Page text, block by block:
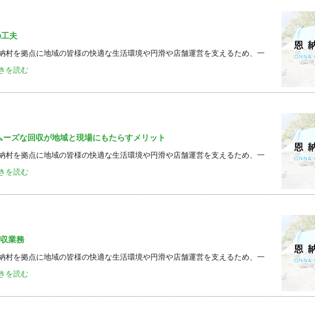
夫
を拠点に地域の皆様の快適な生活環境や円滑や店舗運営を支えるため、一
を読む
ズな回収が地域と現場にもたらすメリット
を拠点に地域の皆様の快適な生活環境や円滑や店舗運営を支えるため、一
を読む
業務
を拠点に地域の皆様の快適な生活環境や円滑や店舗運営を支えるため、一
を読む